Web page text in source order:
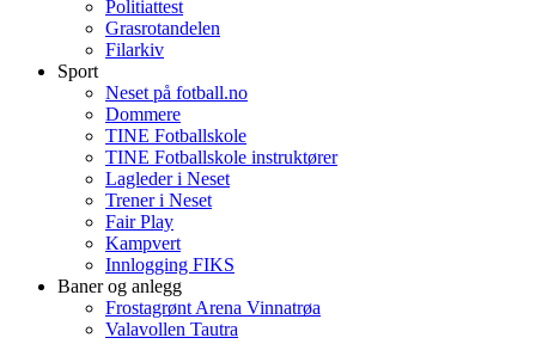
Politiattest
Grasrotandelen
Filarkiv
Sport
Neset på fotball.no
Dommere
TINE Fotballskole
TINE Fotballskole instruktører
Lagleder i Neset
Trener i Neset
Fair Play
Kampvert
Innlogging FIKS
Baner og anlegg
Frostagrønt Arena Vinnatrøa
Valavollen Tautra